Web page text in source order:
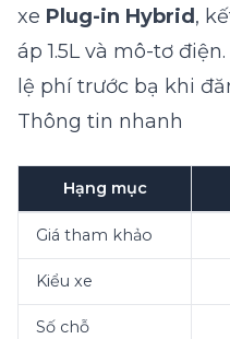
xe Plug-in Hybrid ,
áp 1.5L và mô-tơ
lệ phí trước bạ khi
Thông tin nhanh
Hạng mục
Giá tham khảo
Kiểu xe
Số chỗ